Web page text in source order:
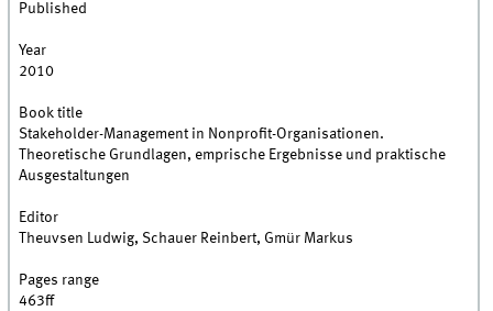
Published
Year
2010
Book title
Stakeholder-Management in Nonprofit-Organisationen.
Theoretische Grundlagen, emprische Ergebnisse und praktische
Ausgestaltungen
Editor
Theuvsen Ludwig, Schauer Reinbert, Gmür Markus
Pages range
463ff